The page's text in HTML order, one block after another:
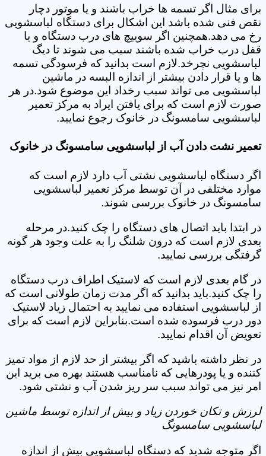
برای مثال اگر تسمه ها خراب باشند و یا موتور دچار
نقص فنی شده باشد این اشکال برای دستگاه لباسشویی
رخ می دهد.همچنین اگر سوییچ های درب دستگاه و یا
قفل درب خراب شده باشند سبب می شوند تا دیگ
لباسشویی نچرخد.لازم است بدانید که فرسودگی تسمه
ها و یا قرار دادن بیشتر از اندازه البسه در ماشین
لباسشویی می تواند سبب رخداد این موضوع شود.در هر
صورت لازم است که برای یافتن ایراد به مرکز تعمیر
لباسشویی سامسونگ در خانوک رجوع نمایید.
تعمیر نشت دادن آب از لباسشویی سامسونگ در خانوک
اگر دستگاه لباسشویی نشتی آب دارد لازم است که
موارد مختلفی در آن توسط مرکز تعمیر لباسشویی
سامسونگ در خانوک بررسی شوند.
در ابتدا باید اتصال های دستگاه را چک کنید.در مرحله
بعدی لازم است که درون شلنگ را به علت وجود هر گونه
گرفتگی بررسی نمایید.
در گام بعدی لازم است که لاستیک اطراف درب دستگاه
را چک کنید.باید بدانید که اگر مدت زمان طولانی است که
از لباسشویی استفاده می نمایید به احتمال زیاد لاستیک
دور درب فرسوده شده است.بنابراین لازم است که برای
تعویض آن اقدام نمایید.
در نظر داشته باشید که اگر بیشتر از حد لازم از مواد تمیز
کننده و یا پودرهایی که نامناسب هستند بهره می برید این
امر نیز می تواند سبب سر ریز شدن آب و نشتی شود.
لرزش و تکان خوردن زیاد و بیش از اندازه توسط ماشین
لباسشویی سامسونگ
اگر متوجه شدید که دستگاه لباسشویی بیش از اندازه